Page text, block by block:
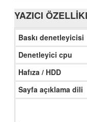
YAZICI
Baskı denetleyicisi
Denetleyici cpu
Hafıza / HDD
Sayfa açıklama dili